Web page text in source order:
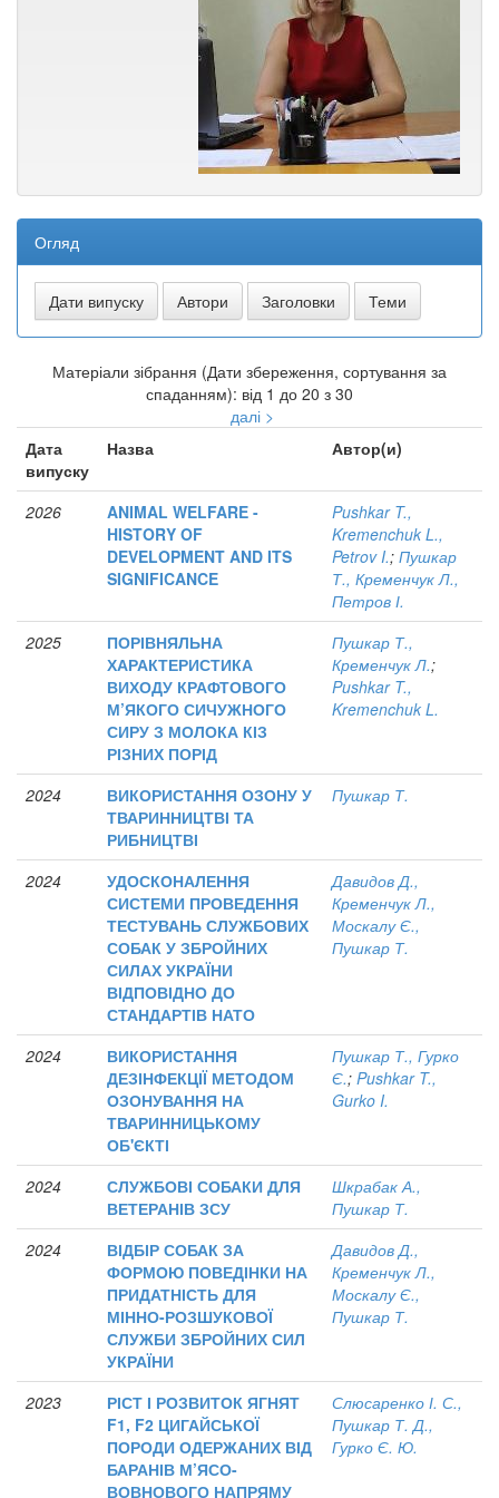
Огляд
Матеріали зібрання (Дати збереження, сортування за
спаданням): від 1 до 20 з 30
далі >
Дата
випуску
Назва Автор(и)
2026
ANIMAL WELFARE -
HISTORY OF
DEVELOPMENT AND ITS
SIGNIFICANCE
Pushkar T.,
Kremenchuk L.,
Petrov I.; Пушкар
Т., Кременчук Л.,
Петров І.
2025
ПОРІВНЯЛЬНА
ХАРАКТЕРИСТИКА
ВИХОДУ КРАФТОВОГО
М’ЯКОГО СИЧУЖНОГО
СИРУ З МОЛОКА КІЗ
РІЗНИХ ПОРІД
Пушкар Т.,
Кременчук Л.;
Pushkar T.,
Kremenchuk L.
2024
ВИКОРИСТАННЯ ОЗОНУ У
ТВАРИННИЦТВІ ТА
РИБНИЦТВІ
Пушкар Т.
2024
УДОСКОНАЛЕННЯ
СИСТЕМИ ПРОВЕДЕННЯ
ТЕСТУВАНЬ СЛУЖБОВИХ
СОБАК У ЗБРОЙНИХ
СИЛАХ УКРАЇНИ
ВІДПОВІДНО ДО
СТАНДАРТІВ НАТО
Давидов Д.,
Кременчук Л.,
Москалу Є.,
Пушкар Т.
2024
ВИКОРИСТАННЯ
ДЕЗІНФЕКЦІЇ МЕТОДОМ
ОЗОНУВАННЯ НА
ТВАРИННИЦЬКОМУ
ОБ'ЄКТІ
Пушкар Т., Гурко
Є.; Pushkar T.,
Gurko I.
2024
СЛУЖБОВІ СОБАКИ ДЛЯ
ВЕТЕРАНІВ ЗСУ
Шкрабак А.,
Пушкар Т.
2024
ВІДБІР СОБАК ЗА
ФОРМОЮ ПОВЕДІНКИ НА
ПРИДАТНІСТЬ ДЛЯ
МІННО-РОЗШУКОВОЇ
СЛУЖБИ ЗБРОЙНИХ СИЛ
УКРАЇНИ
Давидов Д.,
Кременчук Л.,
Москалу Є.,
Пушкар Т.
2023
РІСТ І РОЗВИТОК ЯГНЯТ
F1, F2 ЦИГАЙСЬКОЇ
ПОРОДИ ОДЕРЖАНИХ ВІД
БАРАНІВ М’ЯСО-
ВОВНОВОГО НАПРЯМУ
Слюсаренко І. С.,
Пушкар Т. Д.,
Гурко Є. Ю.